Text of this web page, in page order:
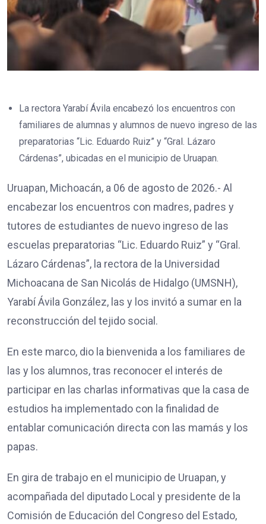
La rectora Yarabí Ávila encabezó los encuentros con
familiares de alumnas y alumnos de nuevo ingreso de las
preparatorias “Lic. Eduardo Ruiz” y “Gral. Lázaro
Cárdenas”, ubicadas en el municipio de Uruapan.
Uruapan, Michoacán, a 06 de agosto de 2026.- Al
encabezar los encuentros con madres, padres y
tutores de estudiantes de nuevo ingreso de las
escuelas preparatorias “Lic. Eduardo Ruiz” y “Gral.
Lázaro Cárdenas”, la rectora de la Universidad
Michoacana de San Nicolás de Hidalgo (UMSNH),
Yarabí Ávila González, las y los invitó a sumar en la
reconstrucción del tejido social.
En este marco, dio la bienvenida a los familiares de
las y los alumnos, tras reconocer el interés de
participar en las charlas informativas que la casa de
estudios ha implementado con la finalidad de
entablar comunicación directa con las mamás y los
papas.
En gira de trabajo en el municipio de Uruapan, y
acompañada del diputado Local y presidente de la
Comisión de Educación del Congreso del Estado,